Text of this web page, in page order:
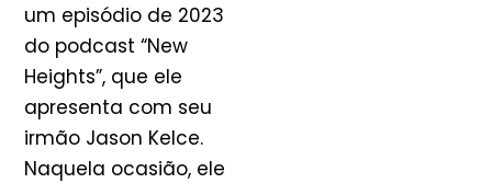
um episódio de 2023
do podcast “New
Heights”, que ele
apresenta com seu
irmão Jason Kelce.
Naquela ocasião, ele